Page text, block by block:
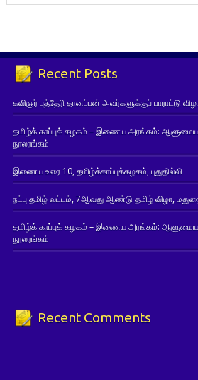
Recent Posts
கவிஞர் புத்தேரி தானப்பன் அவர்களுக்குப் பாராட்டு
தமிழ்க் காப்புக் கழகம் – இணைய அரங்கம்:
நூலரங்கம்
இணைய உரை 10, தமிழ்க்காப்புக்கழகம், புதுதில்லி
நட்பு தமிழ் வட்டம், 7ஆவது ஆண்டு தமிழ் விழா,
தமிழ்க் காப்புக் கழகம் – இணைய அரங்கம்:
நூலரங்கம்
Recent Comments